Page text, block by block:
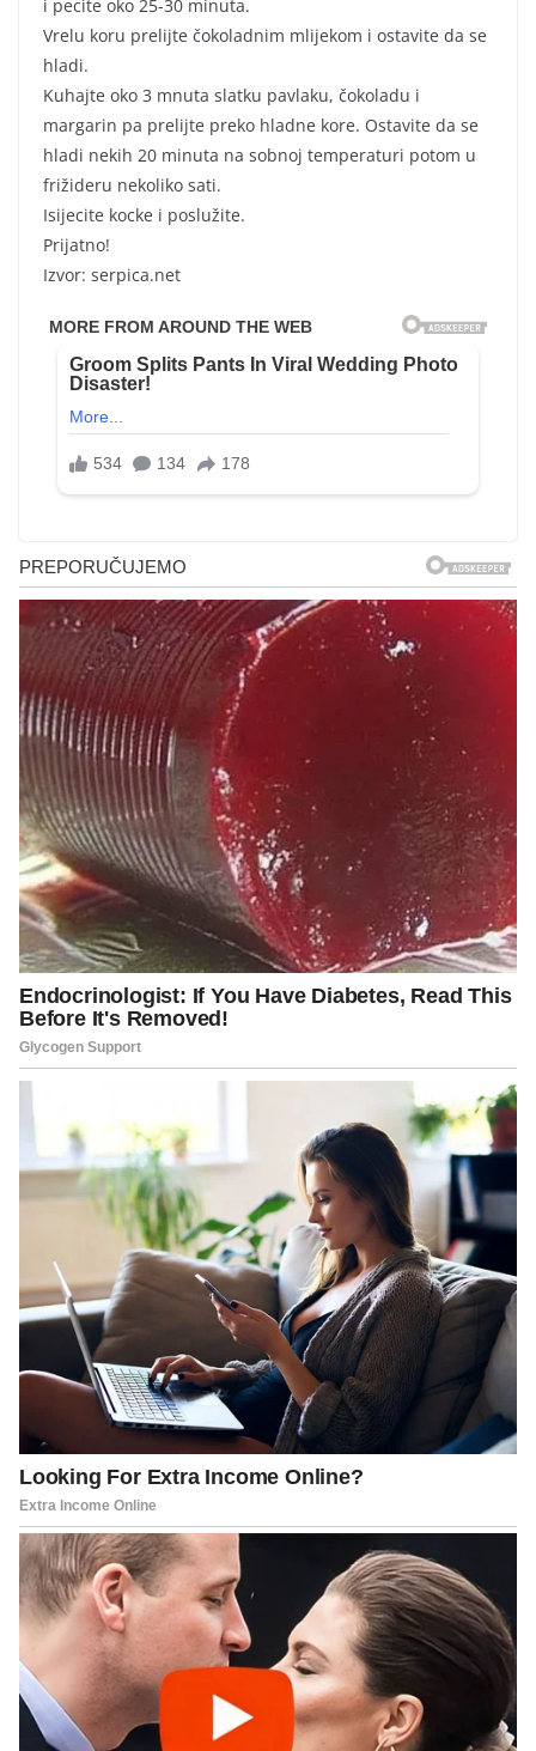
i pecite oko 25-30 minuta.
Vrelu koru prelijte čokoladnim mlijekom i ostavite da se
hladi.
Kuhajte oko 3 mnuta slatku pavlaku, čokoladu i
margarin pa prelijte preko hladne kore. Ostavite da se
hladi nekih 20 minuta na sobnoj temperaturi potom u
frižideru nekoliko sati.
Isijecite kocke i poslužite.
Prijatno!
Izvor: serpica.net